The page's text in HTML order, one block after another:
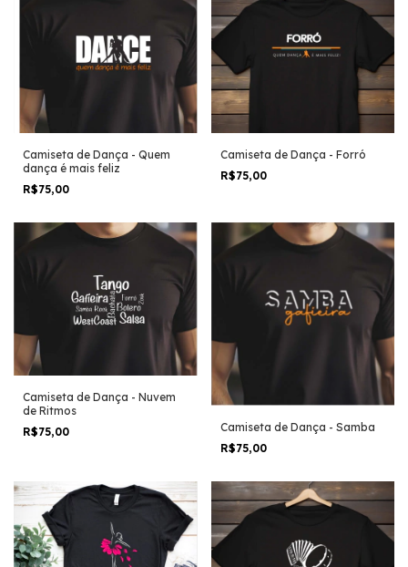
Camiseta de Dança - Quem
dança é mais feliz
R$75,00
Camiseta de Dança - Forró
R$75,00
Camiseta de Dança - Nuvem
de Ritmos
R$75,00
Camiseta de Dança - Samba
R$75,00